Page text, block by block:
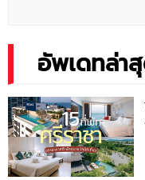
อัพเดทล่า